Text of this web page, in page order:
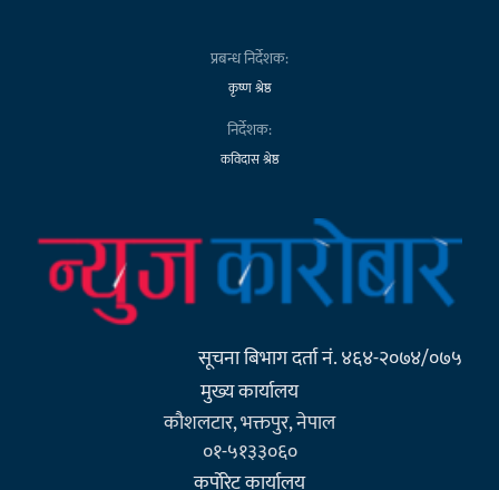
प्रबन्ध निर्देशक:
कृष्ण श्रेष्ठ
निर्देशक:
कविदास श्रेष्ठ
सूचना बिभाग दर्ता नं. ४६४-२०७४/०७५
मुख्य कार्यालय
कौशलटार, भक्तपुर, नेपाल
०१-५१३३०६०
कर्पाेरेट कार्यालय